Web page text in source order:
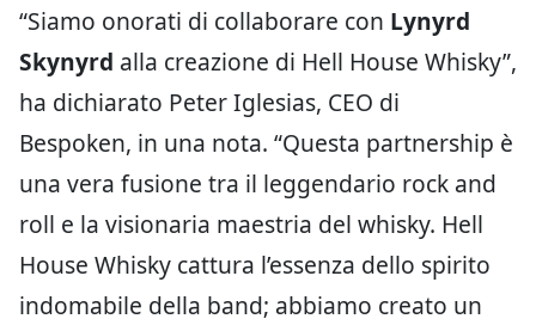
“Siamo onorati di collaborare con Lynyrd
Skynyrd alla creazione di Hell House Whisky”,
ha dichiarato Peter Iglesias, CEO di
Bespoken, in una nota. “Questa partnership è
una vera fusione tra il leggendario rock and
roll e la visionaria maestria del whisky. Hell
House Whisky cattura l’essenza dello spirito
indomabile della band; abbiamo creato un